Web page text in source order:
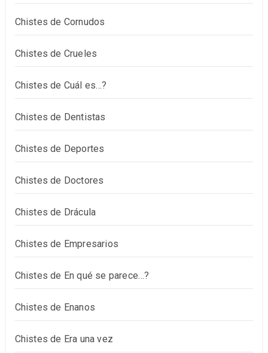
Chistes de Cornudos
Chistes de Crueles
Chistes de Cuál es…?
Chistes de Dentistas
Chistes de Deportes
Chistes de Doctores
Chistes de Drácula
Chistes de Empresarios
Chistes de En qué se parece…?
Chistes de Enanos
Chistes de Era una vez